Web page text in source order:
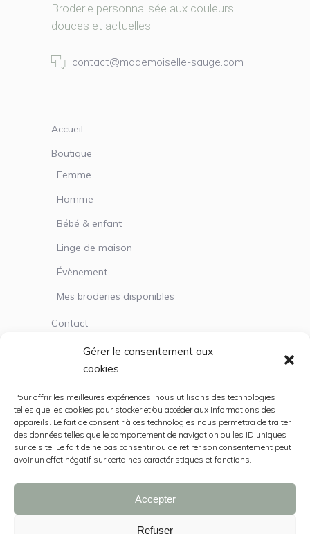
Gérer le consentement aux
cookies
Pour offrir les meilleures expériences, nous utilisons des technologies
telles que les cookies pour stocker et/ou accéder aux informations des
appareils. Le fait de consentir à ces technologies nous permettra de traiter
des données telles que le comportement de navigation ou les ID uniques
sur ce site. Le fait de ne pas consentir ou de retirer son consentement peut
avoir un effet négatif sur certaines caractéristiques et fonctions.
Accepter
Refuser
Broderie personnalisée aux couleurs
douces et actuelles
contact@mademoiselle-sauge.com
Accueil
Boutique
Femme
Homme
Bébé & enfant
Linge de maison
Évènement
Mes broderies disponibles
Contact
Mentions légales
Politique de cookies (UE)
CGV